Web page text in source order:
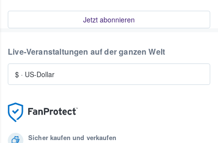
Jetzt abonnieren
Sicher kaufen und verkaufen
Live-Veranstaltungen auf der ganzen Welt
$ · US-Dollar